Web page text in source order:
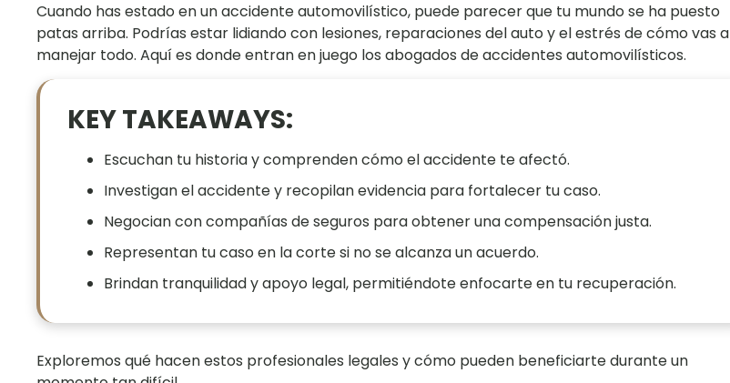
Cuando has estado en un accidente automovilístico, puede parecer que tu mundo se ha puesto
patas arriba. Podrías estar lidiando con lesiones, reparaciones del auto y el estrés de cómo vas a
manejar todo. Aquí es donde entran en juego los abogados de accidentes automovilísticos.
KEY TAKEAWAYS:
Escuchan tu historia y comprenden cómo el accidente te afectó.
Investigan el accidente y recopilan evidencia para fortalecer tu caso.
Negocian con compañías de seguros para obtener una compensación justa.
Representan tu caso en la corte si no se alcanza un acuerdo.
Brindan tranquilidad y apoyo legal, permitiéndote enfocarte en tu recuperación.
Exploremos qué hacen estos profesionales legales y cómo pueden beneficiarte durante un